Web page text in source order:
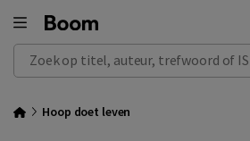
Zoek op titel, auteur, trefwoord of ISBN
Hoop doet leven